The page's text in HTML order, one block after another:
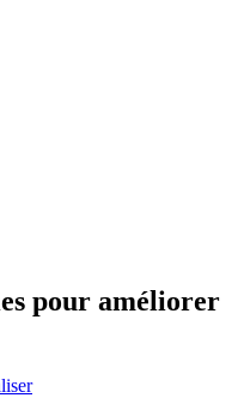
pour améliorer